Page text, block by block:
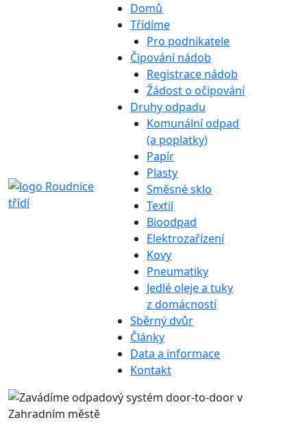
Domů
Třídíme
Pro podnikatele
Čipování nádob
Registrace nádob
Žádost o očipování
Druhy odpadu
Komunální odpad
(a poplatky)
Papír
Plasty
Směsné sklo
Textil
Bioodpad
Elektrozařízení
Kovy
Pneumatiky
Jedlé oleje a tuky
z domácností
Sběrný dvůr
Články
Data a informace
Kontakt